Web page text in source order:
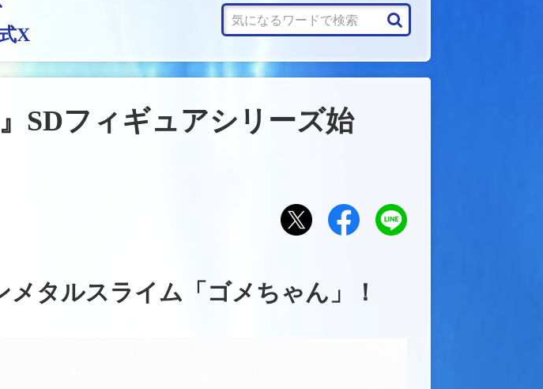
X
SDフィギュアシリーズ始
る
する
タルスライム「ゴメちゃん」！